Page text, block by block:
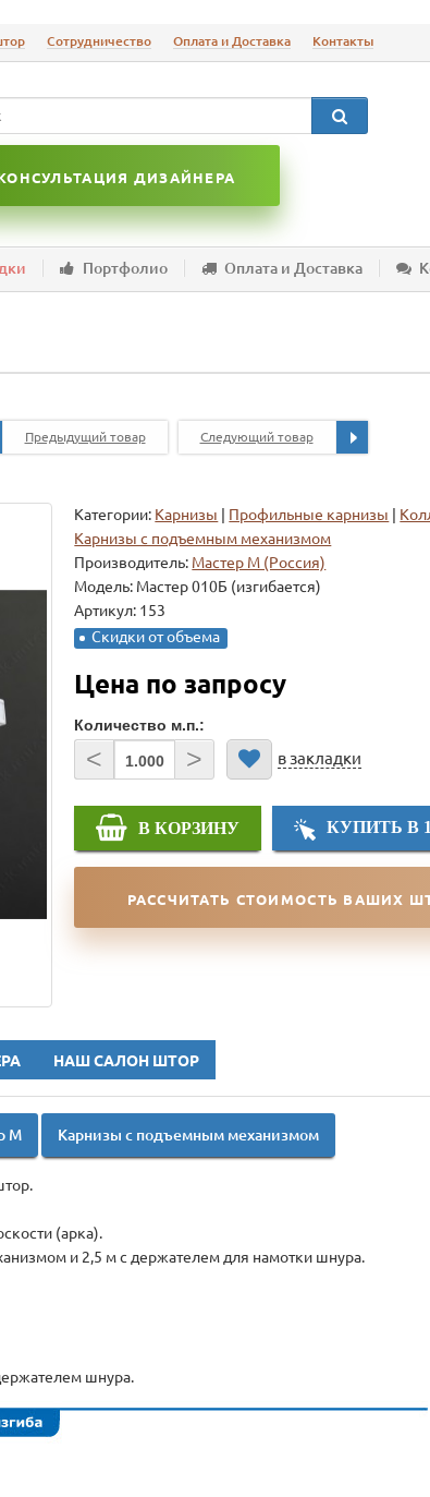
Сотрудничество Оплата и Доставка Контакты
ДИЗАЙНЕРА
Портфолио Оплата и Доставка
Предыдущий товар Следующий товар
Категории: Карнизы Профильные карнизы
Карнизы с подъемным механизмом
Производитель: Мастер М (Россия)
Модель: Мастер 010Б (изгибается)
Артикул: 153
Скидки от объема
Цена по запросу
Количество м.п.:
< > в закладки
В КОРЗИНУ КУПИТЬ В
РАССЧИТАТЬ СТОИМОСТЬ ВАШИХ
НАШ САЛОН ШТОР
М Карнизы с подъемным механизмом
(арка).
и 2,5 м с держателем для намотки шнура.
шнура.